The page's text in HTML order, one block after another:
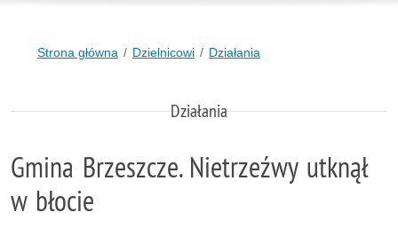
Strona główna Dzielnicowi Działania
Działania
Gmina Brzeszcze. Nietrzeźwy utknął
w błocie